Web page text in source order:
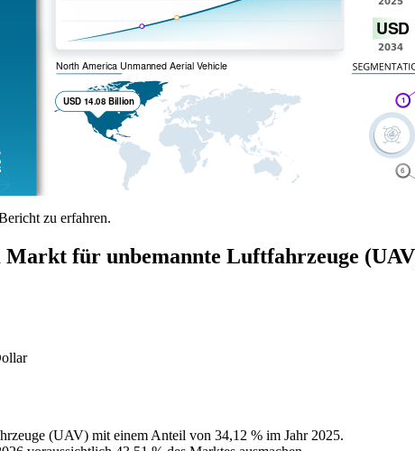
zu erfahren.
für unbemannte Luftfahrzeuge
(UAV) mit einem Anteil von 34,12 % im Jahr 2025.